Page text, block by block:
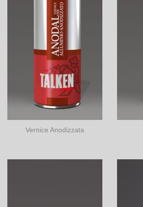
Vernice Anodizzata